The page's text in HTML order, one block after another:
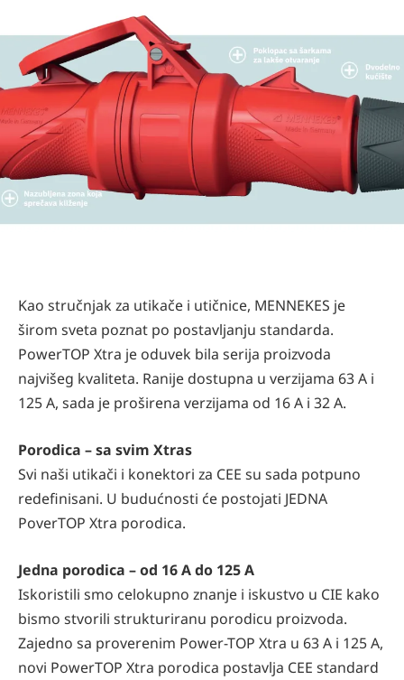
Kao stručnjak za utikače i utičnice, MENNEKES je
širom sveta poznat po postavljanju standarda.
PowerTOP Xtra je oduvek bila serija proizvoda
najvišeg kvaliteta. Ranije dostupna u verzijama 63 A i
125 A, sada je proširena verzijama od 16 A i 32 A.
Porodica – sa svim Xtras
Svi naši utikači i konektori za CEE su sada potpuno
redefinisani. U budućnosti će postojati JEDNA
PoverTOP Xtra porodica.
Jedna porodica – od 16 A do 125 A
Iskoristili smo celokupno znanje i iskustvo u CIE kako
bismo stvorili strukturiranu porodicu proizvoda.
Zajedno sa proverenim Power-TOP Xtra u 63 A i 125 A,
novi PowerTOP Xtra porodica postavlja CEE standard